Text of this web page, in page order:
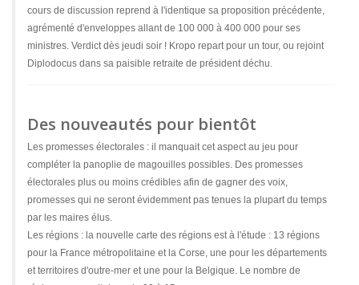
cours de discussion reprend à l'identique sa proposition précédente,
agrémenté d'enveloppes allant de 100 000 à 400 000 pour ses
ministres. Verdict dès jeudi soir ! Kropo repart pour un tour, ou rejoint
Diplodocus dans sa paisible retraite de président déchu.
Des nouveautés pour bientôt
Les promesses électorales : il manquait cet aspect au jeu pour
compléter la panoplie de magouilles possibles. Des promesses
électorales plus ou moins crédibles afin de gagner des voix,
promesses qui ne seront évidemment pas tenues la plupart du temps
par les maires élus.
Les régions : la nouvelle carte des régions est à l'étude : 13 régions
pour la France métropolitaine et la Corse, une pour les départements
et territoires d'outre-mer et une pour la Belgique. Le nombre de